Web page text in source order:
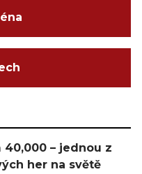
– jednou z
her na světě